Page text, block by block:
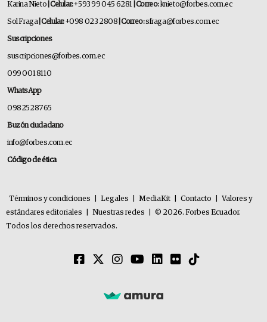
Karina Nieto | Celular:+593 99 045 6281 | Correo:knieto@forbes.com.ec
Sol Fraga| Celular:+098 023 2808 | Correo:sfraga@forbes.com.ec
Suscripciones
suscripciones@forbes.com.ec
099 001 8110
WhatsApp
0982528765
Buzón ciudadano
info@forbes.com.ec
Código de ética
Términos y condiciones Legales MediaKit Contacto
Valores y
estándares editoriales
Nuestras redes
© 2026. Forbes Ecuador.
Todos los derechos reservados.